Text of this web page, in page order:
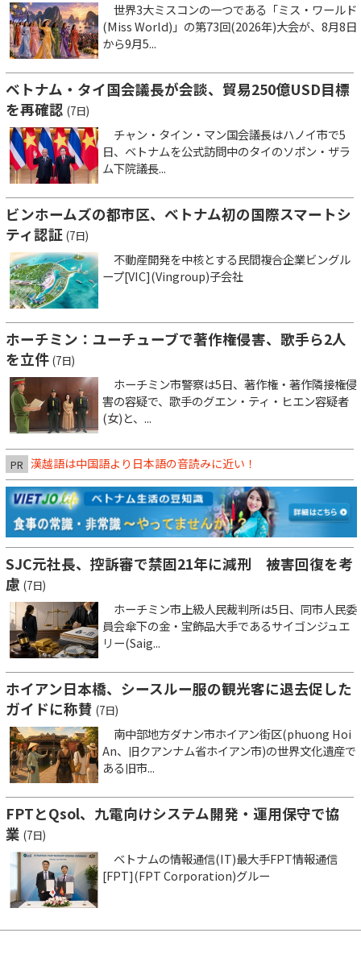
世界3大ミスコンの一つである「ミス・ワールド
(Miss World)」の第73回(2026年)大会が、8月8日
から9月5...
ベトナム・タイ国会議長が会談、貿易250億USD目標
を再確認 (7日)
チャン・タイン・マン国会議長はハノイ市で5
日、ベトナムを公式訪問中のタイのソポン・ザラ
ム下院議長...
ビンホームズの都市区、ベトナム初の国際スマートシ
ティ認証 (7日)
不動産開発を中核とする民間複合企業ビングル
ープ[VIC](Vingroup)子会社
ホーチミン：ユーチューブで著作権侵害、歌手ら2人
を立件 (7日)
ホーチミン市警察は5日、著作権・著作隣接権侵
害の容疑で、歌手のグエン・ティ・ヒエン容疑者
(女)と、...
PR 漢越語は中国語より日本語の音読みに近い！
SJC元社長、控訴審で禁固21年に減刑 被害回復を考
慮 (7日)
ホーチミン市上級人民裁判所は5日、同市人民委
員会傘下の金・宝飾品大手であるサイゴンジュエ
リー(Saig...
ホイアン日本橋、シースルー服の観光客に退去促した
ガイドに称賛 (7日)
南中部地方ダナン市ホイアン街区(phuong Hoi
An、旧クアンナム省ホイアン市)の世界文化遺産で
ある旧市...
FPTとQsol、九電向けシステム開発・運用保守で協
業 (7日)
ベトナムの情報通信(IT)最大手FPT情報通信
[FPT](FPT Corporation)グルー